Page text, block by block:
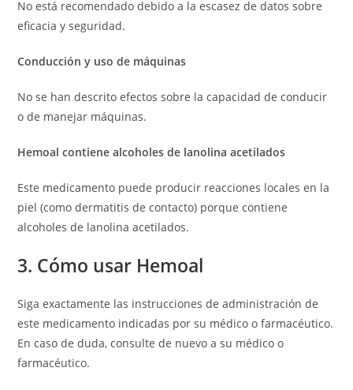
No está recomendado debido a la escasez de datos sobre
eficacia y seguridad.
Conducción y uso de máquinas
No se han descrito efectos sobre la capacidad de conducir
o de manejar máquinas.
Hemoal contiene alcoholes de lanolina acetilados
Este medicamento puede producir reacciones locales en la
piel (como dermatitis de contacto) porque contiene
alcoholes de lanolina acetilados.
3. Cómo usar Hemoal
Siga exactamente las instrucciones de administración de
este medicamento indicadas por su médico o farmacéutico.
En caso de duda, consulte de nuevo a su médico o
farmacéutico.